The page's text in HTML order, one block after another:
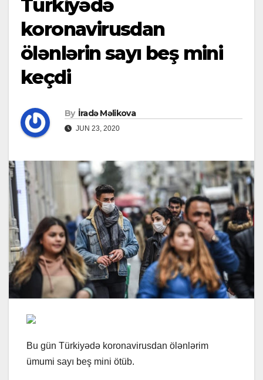
Türkiyədə
koronavirusdan
ölənlərin sayı beş mini
keçdi
By İradə Məlikova
JUN 23, 2020
Bu gün Türkiyədə koronavirusdan ölənlərim
ümumi sayı beş mini ötüb.